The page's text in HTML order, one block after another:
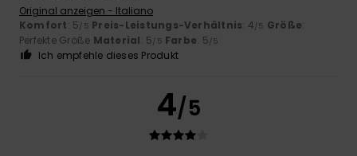
Original anzeigen - Italiano
Komfort: 5/5 Preis-Leistungs-Verhältnis: 4/5 Größe:
Perfekte Größe Material: 5/5 Farbe: 5/5
Ich empfehle dieses Produkt
4/5